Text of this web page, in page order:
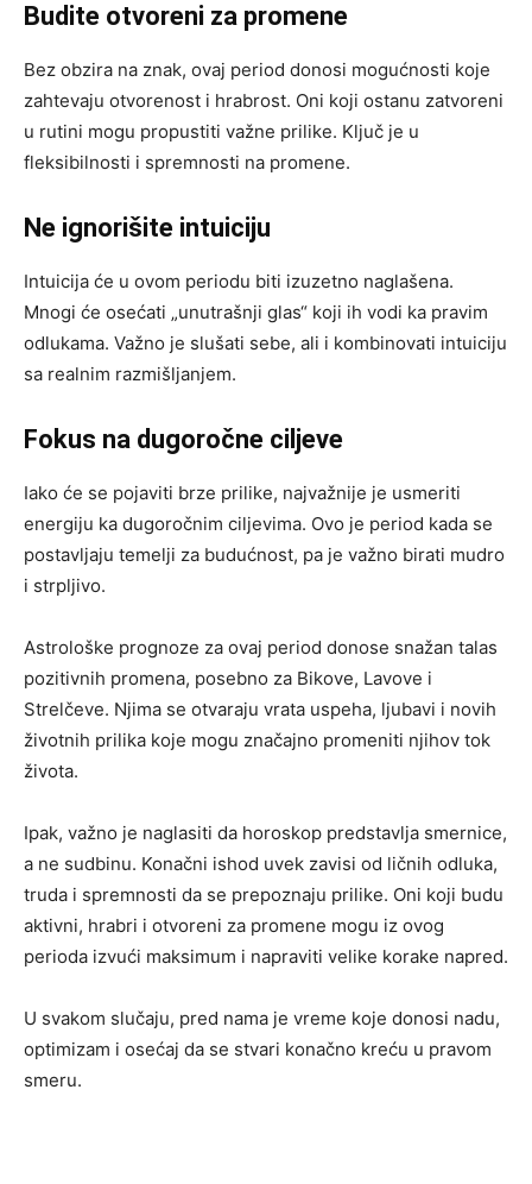
Budite otvoreni za promene
Bez obzira na znak, ovaj period donosi mogućnosti koje
zahtevaju otvorenost i hrabrost. Oni koji ostanu zatvoreni
u rutini mogu propustiti važne prilike. Ključ je u
fleksibilnosti i spremnosti na promene.
Ne ignorišite intuiciju
Intuicija će u ovom periodu biti izuzetno naglašena.
Mnogi će osećati „unutrašnji glas“ koji ih vodi ka pravim
odlukama. Važno je slušati sebe, ali i kombinovati intuiciju
sa realnim razmišljanjem.
Fokus na dugoročne ciljeve
Iako će se pojaviti brze prilike, najvažnije je usmeriti
energiju ka dugoročnim ciljevima. Ovo je period kada se
postavljaju temelji za budućnost, pa je važno birati mudro
i strpljivo.
Astrološke prognoze za ovaj period donose snažan talas
pozitivnih promena, posebno za Bikove, Lavove i
Strelčeve. Njima se otvaraju vrata uspeha, ljubavi i novih
životnih prilika koje mogu značajno promeniti njihov tok
života.
Ipak, važno je naglasiti da horoskop predstavlja smernice,
a ne sudbinu. Konačni ishod uvek zavisi od ličnih odluka,
truda i spremnosti da se prepoznaju prilike. Oni koji budu
aktivni, hrabri i otvoreni za promene mogu iz ovog
perioda izvući maksimum i napraviti velike korake napred.
U svakom slučaju, pred nama je vreme koje donosi nadu,
optimizam i osećaj da se stvari konačno kreću u pravom
smeru.